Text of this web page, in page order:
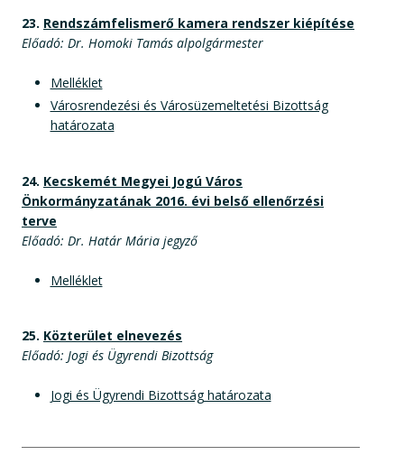
23. Rendszámfelismerő kamera rendszer kiépítése
Előadó: Dr. Homoki Tamás alpolgármester
Melléklet
Városrendezési és Városüzemeltetési Bizottság
határozata
24. Kecskemét Megyei Jogú Város
Önkormányzatának 2016. évi belső ellenőrzési
terve
Előadó: Dr. Határ Mária jegyző
Melléklet
25. Közterület elnevezés
Előadó: Jogi és Ügyrendi Bizottság
Jogi és Ügyrendi Bizottság határozata